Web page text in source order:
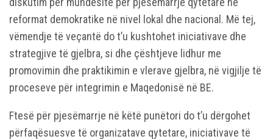
reformat demokratike në nivel lokal dhe nacional. Më tej,
vëmendje të veçantë do t’u kushtohet iniciativave dhe
strategjive të gjelbra, si dhe çështjeve lidhur me
promovimin dhe praktikimin e vlerave gjelbra, në vigjilje të
proceseve për integrimin e Maqedonisë në BE.
Ftesë për pjesëmarrje në këtë punëtori do t’u dërgohet
përfaqësuesve të organizatave qytetare, iniciativave të